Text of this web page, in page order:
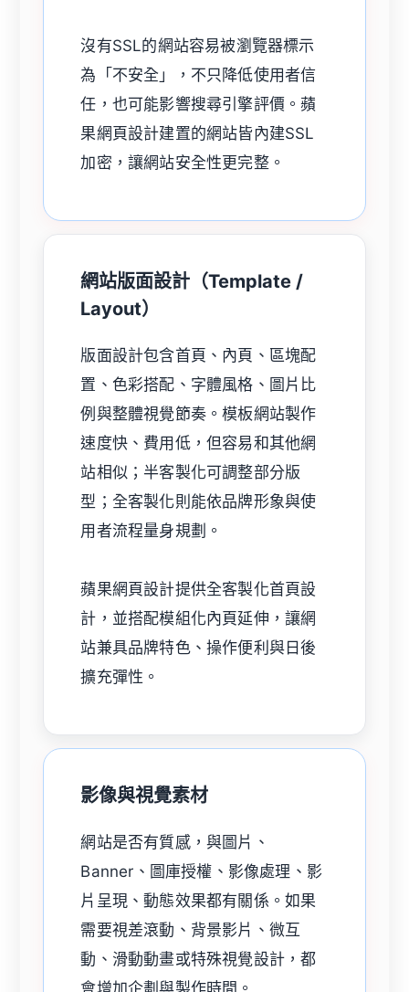
沒有SSL的網站容易被瀏覽器標示
為「不安全」，不只降低使用者信
任，也可能影響搜尋引擎評價。蘋
果網頁設計建置的網站皆內建SSL
加密，讓網站安全性更完整。
網站版面設計（Template /
Layout）
版面設計包含首頁、內頁、區塊配
置、色彩搭配、字體風格、圖片比
例與整體視覺節奏。模板網站製作
速度快、費用低，但容易和其他網
站相似；半客製化可調整部分版
型；全客製化則能依品牌形象與使
用者流程量身規劃。
蘋果網頁設計提供全客製化首頁設
計，並搭配模組化內頁延伸，讓網
站兼具品牌特色、操作便利與日後
擴充彈性。
影像與視覺素材
網站是否有質感，與圖片、
Banner、圖庫授權、影像處理、影
片呈現、動態效果都有關係。如果
需要視差滾動、背景影片、微互
動、滑動動畫或特殊視覺設計，都
會增加企劃與製作時間。